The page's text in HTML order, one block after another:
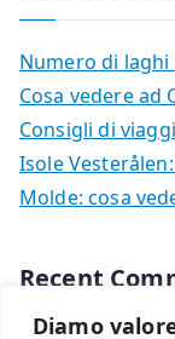
Diamo
Numero di laghi
Cosa vedere ad
Consigli di
Isole
Molde: cosa
Recent